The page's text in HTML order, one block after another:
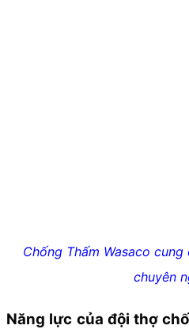
Chống Thấm Wasaco
chuyên
Năng lực của đội thợ